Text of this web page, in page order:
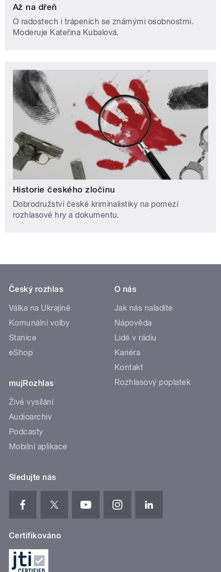
Až na dřeň
O radostech i trápeních se známými osobnostmi.
Moderuje Kateřina Kubalová.
Historie českého zločinu
Dobrodružství české kriminalistiky na pomezí
rozhlasové hry a dokumentu.
Český rozhlas
Válka na Ukrajině
Komunální volby
Stanice
eShop
mujRozhlas
Živé vysílání
Audioarchiv
Podcasty
Mobilní aplikace
O nás
Jak nás naladíte
Nápověda
Lidé v rádiu
Kariéra
Kontakt
Rozhlasový poplatek
Sledujte nás
Certifikováno